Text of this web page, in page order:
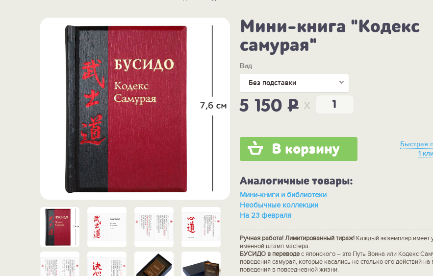
Мини-книга "Кодекс
самурая"
Вид
Без подставки
5 150P x
В корзину
Быстрая
1
Аналогичные товары:
Мини-книги и библиотеки
Необычные коллекции
На 23 февраля
Ручная работа! Лимитированный тираж! Каждый экземпляр имеет
именной штамп мастера.
БУСИДО в переводес японского – это Путь Воина или Кодекс
поведения самурая, которые касались не столько его действий
поведения в повседневной жизни.